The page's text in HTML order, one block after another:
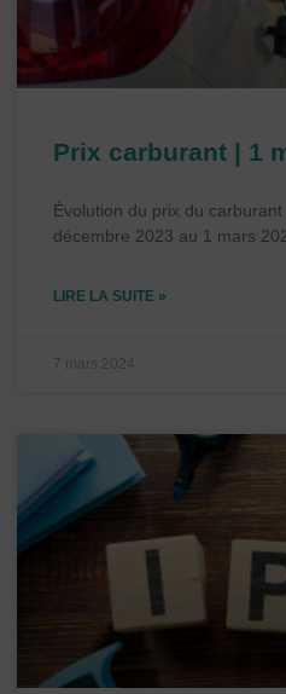
Prix carburant | 1
Évolution du prix du
décembre 2023 au 1 mars
LIRE LA SUITE »
7 mars 2024